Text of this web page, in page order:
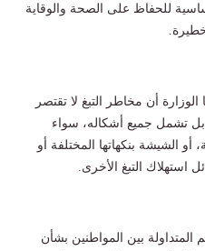
للحفاظ على الصحة والوقاية
أن مخاطر التبغ لا تقتصر
تشمل جميع أشكاله، سواء
أو الشيشة بنكهاتها المختلفة أو
التبغ الأخرى.
بين المواطنين بشأن